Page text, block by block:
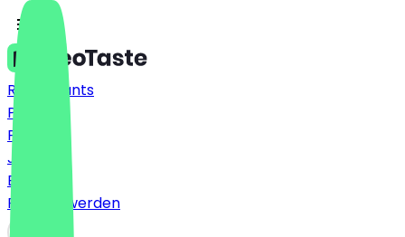
Restaurants
Preise
FAQ
Jobs
Blog
Partner werden